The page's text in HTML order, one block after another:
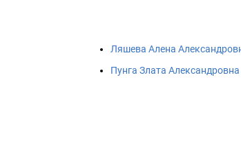
Ляшева Алена
Пунга Злата Александровна